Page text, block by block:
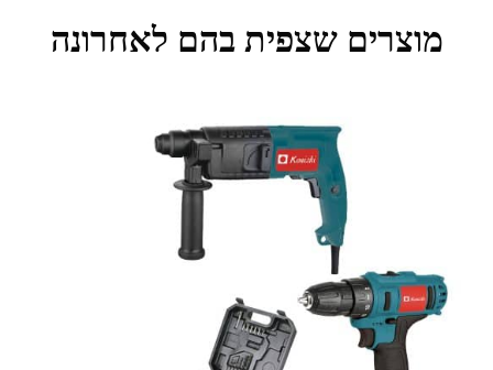
מוצרים שצפית בהם לאחרונה